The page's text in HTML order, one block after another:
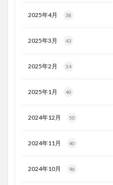
2025年4月 38
2025年3月 43
2025年2月 34
2025年1月 40
2024年12月 50
2024年11月 40
2024年10月 46